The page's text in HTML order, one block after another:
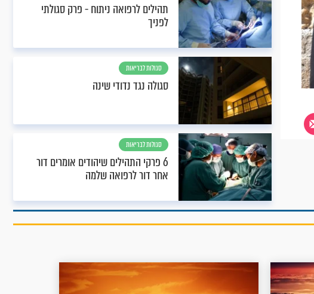
תהילים לרפואה ניתוח - פרק סגולתי
לפניך
סגולות לבריאות
סגולה נגד נדודי שינה
סגולות לבריאות
6 פרקי התהילים שיהודים אומרים דור
אחר דור לרפואה שלמה